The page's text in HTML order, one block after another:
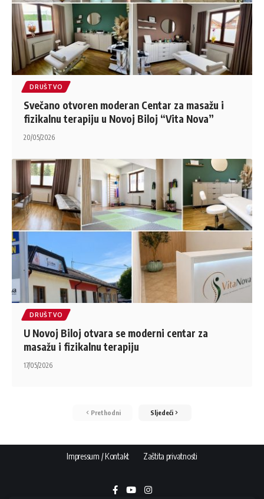
DRUŠTVO
Svečano otvoren moderan Centar za masažu i
fizikalnu terapiju u Novoj Biloj “Vita Nova”
20/05/2026
DRUŠTVO
U Novoj Biloj otvara se moderni centar za
masažu i fizikalnu terapiju
17/05/2026
Prethodni Sljedeći
Impressum / Kontakt Zaštita privatnosti